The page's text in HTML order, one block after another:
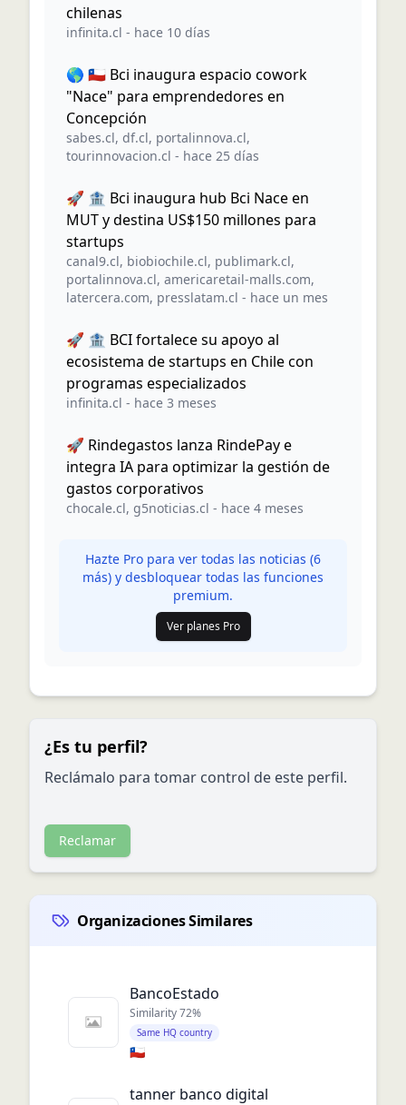
chilenas
infinita.cl - hace 10 días
🌎 🇨🇱 Bci inaugura espacio cowork
"Nace" para emprendedores en
Concepción
sabes.cl, df.cl, portalinnova.cl,
tourinnovacion.cl - hace 25 días
🚀 🏦 Bci inaugura hub Bci Nace en
MUT y destina US$150 millones para
startups
canal9.cl, biobiochile.cl, publimark.cl,
portalinnova.cl, americaretail-malls.com,
latercera.com, presslatam.cl - hace un mes
🚀 🏦 BCI fortalece su apoyo al
ecosistema de startups en Chile con
programas especializados
infinita.cl - hace 3 meses
🚀 Rindegastos lanza RindePay e
integra IA para optimizar la gestión de
gastos corporativos
chocale.cl, g5noticias.cl - hace 4 meses
Hazte Pro para ver todas las noticias (6
más) y desbloquear todas las funciones
premium.
Ver planes Pro
¿Es tu perfil?
Reclámalo para tomar control de este perfil.
Reclamar
Organizaciones Similares
BancoEstado
Similarity72%
Same HQ country
🇨🇱
tanner banco digital